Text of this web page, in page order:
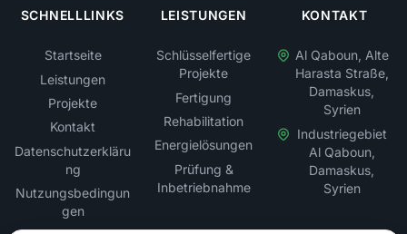
SCHNELLLINKS
Startseite
Leistungen
Projekte
Kontakt
Datenschutzerkläru
ng
Nutzungsbedingun
gen
LEISTUNGEN
Schlüsselfertige
Projekte
Fertigung
Rehabilitation
Energielösungen
Prüfung &
Inbetriebnahme
KONTAKT
Al Qaboun, Alte
Harasta Straße,
Damaskus,
Syrien
Industriegebiet
Al Qaboun,
Damaskus,
Syrien